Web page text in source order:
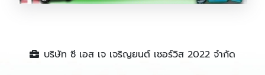
ผลิตภัณฑ์ดูแลรถยนต์คุณภาพสูง
บริษัท ซี เอส เจ เจริญยนต์ เซอร์วิส 2022 จำกัด